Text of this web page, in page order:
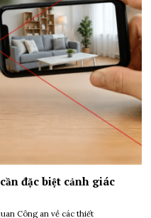
đặc biệt cảnh giác
Công an về các thiết